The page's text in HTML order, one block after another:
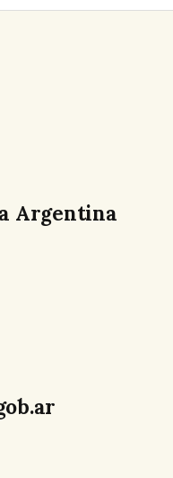
Argentina